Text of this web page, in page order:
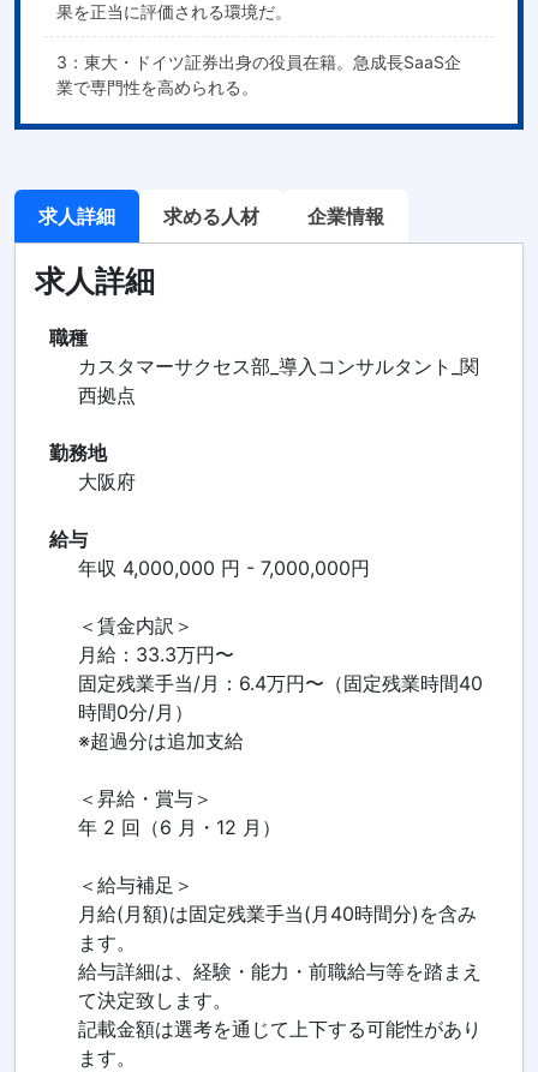
果を正当に評価される環境だ。
3：東大・ドイツ証券出身の役員在籍。急成長SaaS企
業で専門性を高められる。
求人詳細 求める人材 企業情報
求人詳細
職種
カスタマーサクセス部_導入コンサルタント_関
西拠点
勤務地
大阪府
給与
年収 4,000,000 円 - 7,000,000円
＜賃金内訳＞
月給：33.3万円〜
固定残業手当/月：6.4万円〜（固定残業時間40
時間0分/月）
※超過分は追加支給
＜昇給・賞与＞
年 2 回（6 月・12 月）
＜給与補足＞
月給(月額)は固定残業手当(月40時間分)を含み
ます。
給与詳細は、経験・能力・前職給与等を踏まえ
て決定致します。
記載金額は選考を通じて上下する可能性があり
ます。